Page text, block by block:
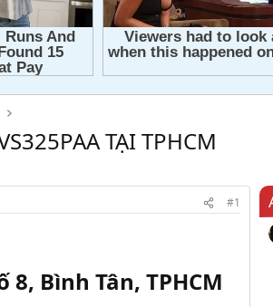
TẠI TPHCM
#1
Bình Tân, TPHCM